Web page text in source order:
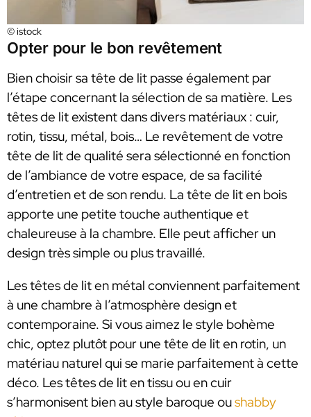
© istock
Opter pour le bon revêtement
Bien choisir sa tête de lit passe également par
l’étape concernant la sélection de sa matière. Les
têtes de lit existent dans divers matériaux : cuir,
rotin, tissu, métal, bois… Le revêtement de votre
tête de lit de qualité sera sélectionné en fonction
de l’ambiance de votre espace, de sa facilité
d’entretien et de son rendu. La tête de lit en bois
apporte une petite touche authentique et
chaleureuse à la chambre. Elle peut afficher un
design très simple ou plus travaillé.
Les têtes de lit en métal conviennent parfaitement
à une chambre à l’atmosphère design et
contemporaine. Si vous aimez le style bohème
chic, optez plutôt pour une tête de lit en rotin, un
matériau naturel qui se marie parfaitement à cette
déco. Les têtes de lit en tissu ou en cuir
s’harmonisent bien au style baroque oushabby